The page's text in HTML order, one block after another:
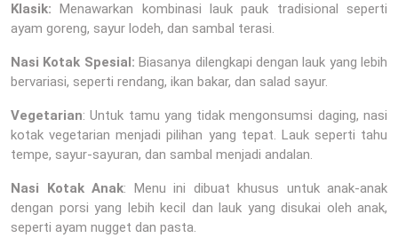
Klasik: Menawarkan kombinasi lauk pauk tradisional seperti
ayam goreng, sayur lodeh, dan sambal terasi.
Nasi Kotak Spesial: Biasanya dilengkapi dengan lauk yang lebih
bervariasi, seperti rendang, ikan bakar, dan salad sayur.
Vegetarian: Untuk tamu yang tidak mengonsumsi daging, nasi
kotak vegetarian menjadi pilihan yang tepat. Lauk seperti tahu
tempe, sayur-sayuran, dan sambal menjadi andalan.
Nasi Kotak Anak: Menu ini dibuat khusus untuk anak-anak
dengan porsi yang lebih kecil dan lauk yang disukai oleh anak,
seperti ayam nugget dan pasta.